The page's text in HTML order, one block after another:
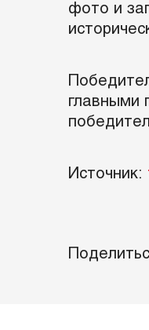
фото и
главными
Источник: